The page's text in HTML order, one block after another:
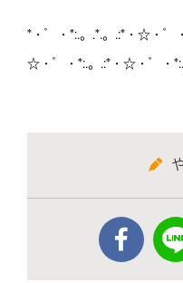
*・゜・*:.。.*.。.:*・☆・゜
☆・゜・*:.。.:*・☆・゜・